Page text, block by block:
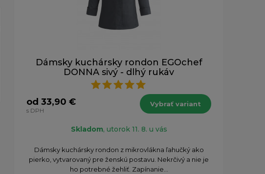
Dámsky kuchársky rondon EGOchef
DONNA sivý - dlhý rukáv
od 33,90 €
s DPH
Vybrať variant
Skladom, utorok 11. 8. u vás
Dámsky kuchársky rondon z mikrovlákna ľahučký ako
pierko, vytvarovaný pre ženskú postavu. Nekrčivý a nie je
ho potrebné žehliť. Zapínanie...